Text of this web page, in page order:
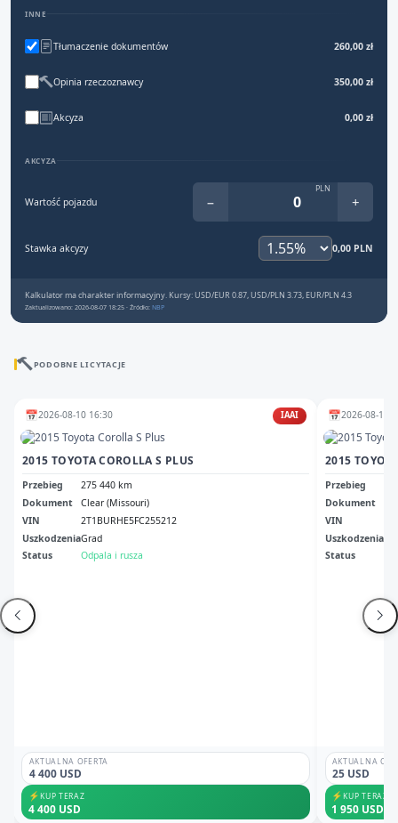
INNE
Tłumaczenie dokumentów 260,00 zł
Opinia rzeczoznawcy 350,00 zł
Akcyza 0,00 zł
AKCYZA
Wartość pojazdu −
PLN
+
Stawka akcyzy 0,00 PLN
Kalkulator ma charakter informacyjny. Kursy: USD/EUR 0.87, USD/PLN 3.73, EUR/PLN 4.3
Zaktualizowano: 2026-08-07 18:25 · Źródło: NBP
PODOBNE LICYTACJE
📅2026-08-10 16:30 IAAI
2015 TOYOTA COROLLA S PLUS
Przebieg
275 440 km
Dokument
Clear (Missouri)
VIN
2T1BURHE5FC255212
UszkodzeniaGrad
Status
Odpala i rusza
AKTUALNA OFERTA
4 400 USD
⚡KUP TERAZ
4 400 USD
📅2026-08-12
2015
Przebieg
Dokument
VIN
Uszkodzenia
Status
AKTUALNA
25 USD
⚡KUP TERAZ
1 950 USD